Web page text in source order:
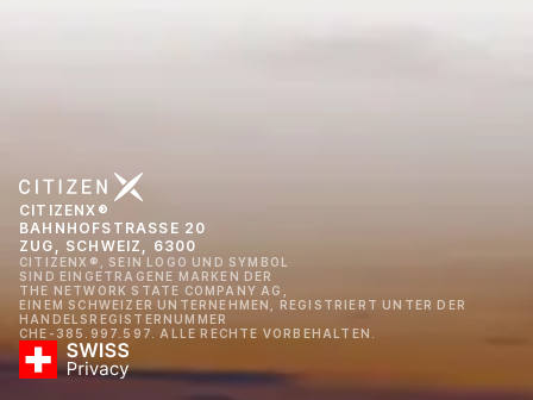
CITIZENX®
BAHNHOFSTRASSE 20
ZUG, SCHWEIZ, 6300
CITIZENX®, SEIN LOGO UND SYMBOL
SIND EINGETRAGENE MARKEN DER
THE NETWORK STATE COMPANY AG,
EINEM SCHWEIZER UNTERNEHMEN, REGISTRIERT UNTER DER
HANDELSREGISTERNUMMER
CHE-385.997.597. ALLE RECHTE VORBEHALTEN.